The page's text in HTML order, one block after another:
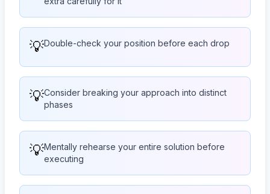
💡Double-check your position before each drop
💡Consider breaking your approach into distinct
phases
💡Mentally rehearse your entire solution before
executing